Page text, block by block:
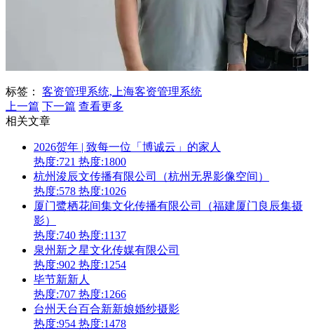
标签： 客资管理系统,上海客资管理系统
上一篇 下一篇 查看更多
相关文章
2026贺年 | 致每一位「博诚云」的家人
热度:721 热度:1800
杭州浚辰文传播有限公司（杭州无界影像空间）
热度:578 热度:1026
厦门鹭栖花间集文化传播有限公司（福建厦门良辰集摄
影）
热度:740 热度:1137
泉州新之星文化传媒有限公司
热度:902 热度:1254
毕节新新人
热度:707 热度:1266
台州天台百合新新娘婚纱摄影
热度:954 热度:1478